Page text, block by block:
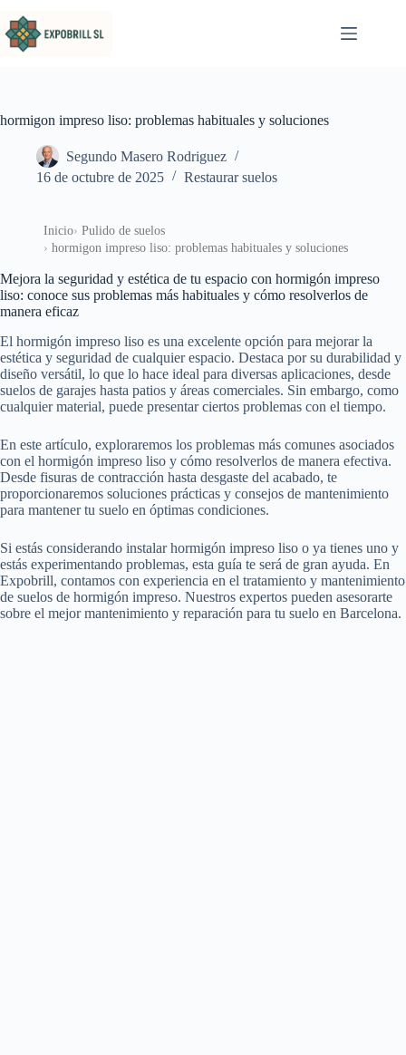
hormigon impreso liso: problemas habituales y soluciones
Segundo Masero Rodriguez
16 de octubre de 2025
Restaurar suelos
Inicio
Pulido de suelos
hormigon impreso liso: problemas habituales y soluciones
Mejora la seguridad y estética de tu espacio con hormigón impreso
liso: conoce sus problemas más habituales y cómo resolverlos de
manera eficaz
El hormigón impreso liso es una excelente opción para mejorar la
estética y seguridad de cualquier espacio. Destaca por su durabilidad y
diseño versátil, lo que lo hace ideal para diversas aplicaciones, desde
suelos de garajes hasta patios y áreas comerciales. Sin embargo, como
cualquier material, puede presentar ciertos problemas con el tiempo.
En este artículo, exploraremos los problemas más comunes asociados
con el hormigón impreso liso y cómo resolverlos de manera efectiva.
Desde fisuras de contracción hasta desgaste del acabado, te
proporcionaremos soluciones prácticas y consejos de mantenimiento
para mantener tu suelo en óptimas condiciones.
Si estás considerando instalar hormigón impreso liso o ya tienes uno y
estás experimentando problemas, esta guía te será de gran ayuda. En
Expobrill, contamos con experiencia en el tratamiento y mantenimiento
de suelos de hormigón impreso. Nuestros expertos pueden asesorarte
sobre el mejor mantenimiento y reparación para tu suelo en Barcelona.